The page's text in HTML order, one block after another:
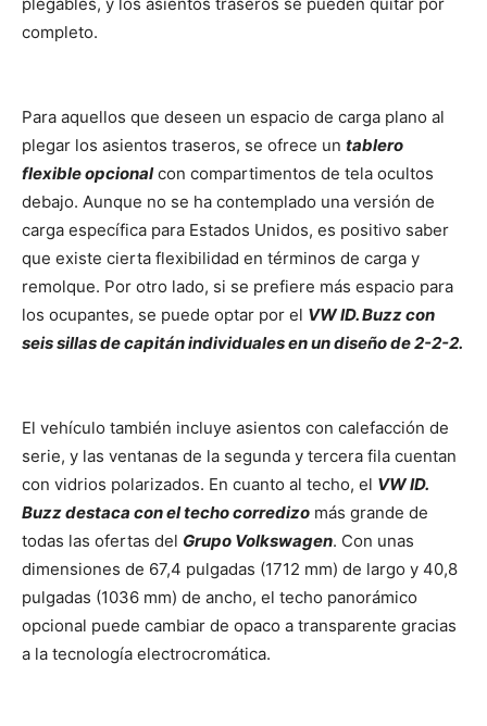
completo.
Para aquellos que deseen un espacio de carga plano al
plegar los asientos traseros, se ofrece un tablero
flexible opcional con compartimentos de tela ocultos
debajo. Aunque no se ha contemplado una versión de
carga específica para Estados Unidos, es positivo saber
que existe cierta flexibilidad en términos de carga y
remolque. Por otro lado, si se prefiere más espacio para
los ocupantes, se puede optar por el VW ID. Buzz con
seis sillas de capitán individuales en un diseño de 2-2-2.
El vehículo también incluye asientos con calefacción de
serie, y las ventanas de la segunda y tercera fila cuentan
con vidrios polarizados. En cuanto al techo, el VW ID.
Buzz destaca con el techo corredizo más grande de
todas las ofertas del Grupo Volkswagen. Con unas
dimensiones de 67,4 pulgadas (1712 mm) de largo y 40,8
pulgadas (1036 mm) de ancho, el techo panorámico
opcional puede cambiar de opaco a transparente gracias
a la tecnología electrocromática.